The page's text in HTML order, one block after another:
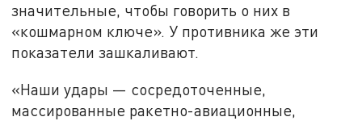
значительные, чтобы говорить о них в
«кошмарном ключе». У противника же эти
показатели зашкаливают.
«Наши удары — сосредоточенные,
массированные ракетно-авиационные,